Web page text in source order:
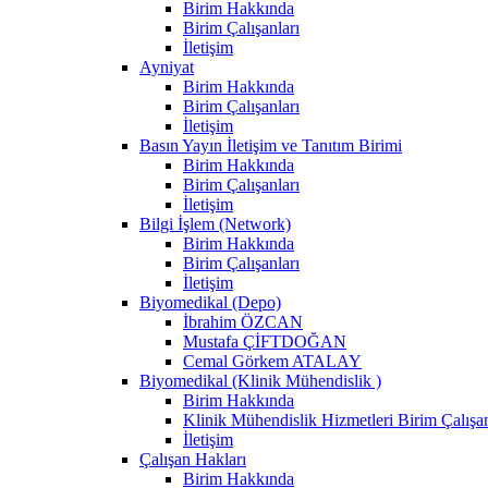
Birim Hakkında
Birim Çalışanları
İletişim
Ayniyat
Birim Hakkında
Birim Çalışanları
İletişim
Basın Yayın İletişim ve Tanıtım Birimi
Birim Hakkında
Birim Çalışanları
İletişim
Bilgi İşlem (Network)
Birim Hakkında
Birim Çalışanları
İletişim
Biyomedikal (Depo)
İbrahim ÖZCAN
Mustafa ÇİFTDOĞAN
Cemal Görkem ATALAY
Biyomedikal (Klinik Mühendislik )
Birim Hakkında
Klinik Mühendislik Hizmetleri Birim
İletişim
Çalışan Hakları
Birim Hakkında